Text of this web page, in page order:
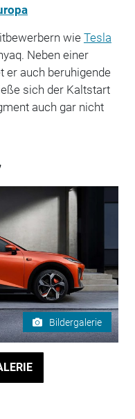
wieTesla
Neben einer
er auch beruhigende
sich der Kaltstart
auch gar nicht
Bildergalerie